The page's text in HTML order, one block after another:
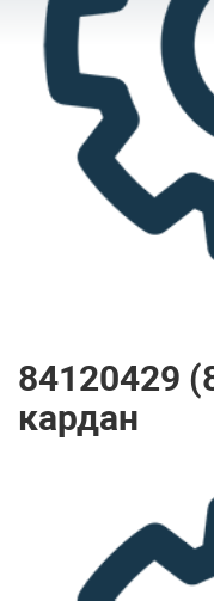
84120429
кардан